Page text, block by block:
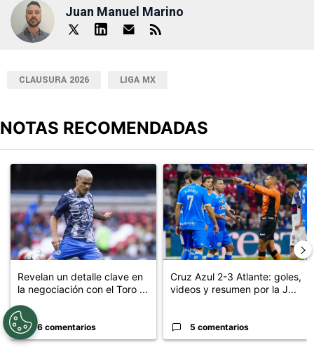
Juan Manuel Marino
NOTAS RECOMENDADAS
Este listado muestra los artículos con más comentarios en los
Un artículo de tendencia con el título "Revelan un detalle clave
Revelan un detalle clave en
Un artículo de tendencia con el
Cruz Azul 2-3 Atlante: goles,